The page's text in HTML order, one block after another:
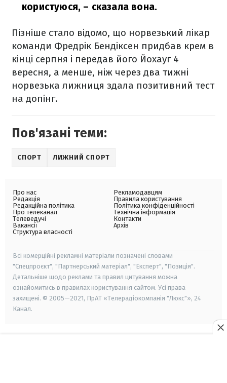
користуюся, – сказала вона.
Пізніше стало відомо, що норвезький лікар
команди Фредрік Бендіксен придбав крем в
кінці серпня і передав його Йохауг 4
вересня, а менше, ніж через два тижні
норвезька лижниця здала позитивний тест
на допінг.
Пов'язані теми:
СПОРТ ЛИЖНИЙ СПОРТ
Про нас
Редакція
Редакційна політика
Про телеканал
Телеведучі
Вакансії
Структура власності
Рекламодавцям
Правила користування
Політика конфіденційності
Технічна інформація
Контакти
Архів
Всі комерційні рекламні матеріали позначені словами
"Спецпроєкт", "Партнерський матеріал", "Експерт", "Позиція".
Детальніше щодо реклами та правил цитування можна
ознайомитись в правилах користування сайтом. Усі права
захищені. © 2005—2021, ПрАТ «Телерадіокомпанія "Люкс"», 24
Канал.